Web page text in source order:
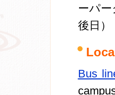
ーパ
後日）
Bus